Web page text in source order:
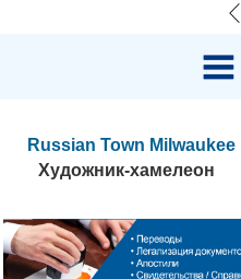
Russian Town Milwaukee
Художник-хамелеон